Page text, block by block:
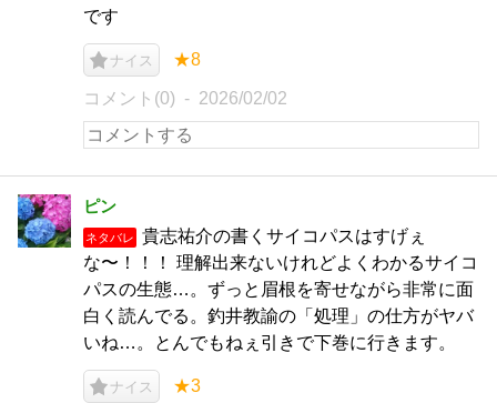
です
ナイス ★8
コメント(0) 2026/02/02
ピン
ネタバレ
貴志祐介の書くサイコパスはすげぇ
な〜！！！ 理解出来ないけれどよくわかるサイコ
パスの生態…。ずっと眉根を寄せながら非常に面
白く読んでる。釣井教諭の「処理」の仕方がヤバ
いね…。とんでもねぇ引きで下巻に行きます。
ナイス ★3